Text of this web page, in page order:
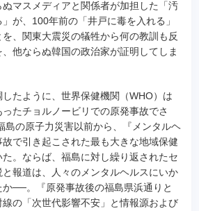
マスメディアと関係者が加担した「汚
が、100年前の「井戸に毒を入れる」
、関東大震災の犠牲から何の教訓も反
他ならぬ韓国の政治家が証明してしま
たように、世界保健機関（WHO）は
たチョルノービリでの原発事故でさ
島の原子力災害以前から、『メンタルヘ
で引き起こされた最も大きな地域保健
。ならば、福島に対し繰り返されたセ
報道は、人々のメンタルヘルスにいか
──。『原発事故後の福島県浜通りと
の「次世代影響不安」と情報源および